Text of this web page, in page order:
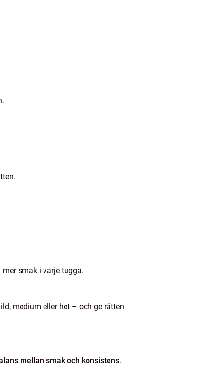
smak i varje tugga.
medium eller het – och ge rätten
mellan smak och konsistens.